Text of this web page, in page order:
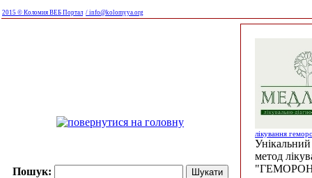
2015 © Коломия ВЕБ Портал / info@kolomyya.org
Пошук:
лікування
Унікальний
метод